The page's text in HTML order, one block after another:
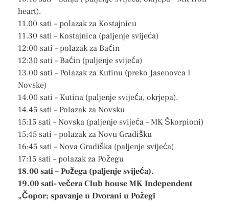
heart).
11.00 sati – polazak za Kostajnicu
11.30 sati – Kostajnica (paljenje svijeća)
12:00 sati – polazak za Baćin
12:30 sati – Baćin (paljenje svijeća)
13.00 sati – Polazak za Kutinu (preko Jasenovca I
Novske)
14.00 sati – Kutina (paljenje svijeća, okrjepa).
14.45 sati – Polazak za Novsku
15:15 sati – Novska (paljenje svijeća – MK Škorpioni)
15:45 sati – polazak za Novu Gradišku
16:45 sati – Nova Gradiška (paljenje svijeća)
17:15 sati – polazak za Požegu
18.00 sati – Požega (paljenje svijeća).
19.00 sati- večera Club house MK Independent
„Čopor; spavanje u Dvorani u Požegi